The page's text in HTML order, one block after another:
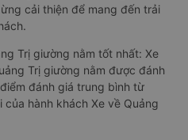
cải thiện để mang đến trải
Trị giường nằm tốt nhất: Xe
Trị giường nằm được đánh
đánh giá trung bình từ
hành khách Xe về Quảng